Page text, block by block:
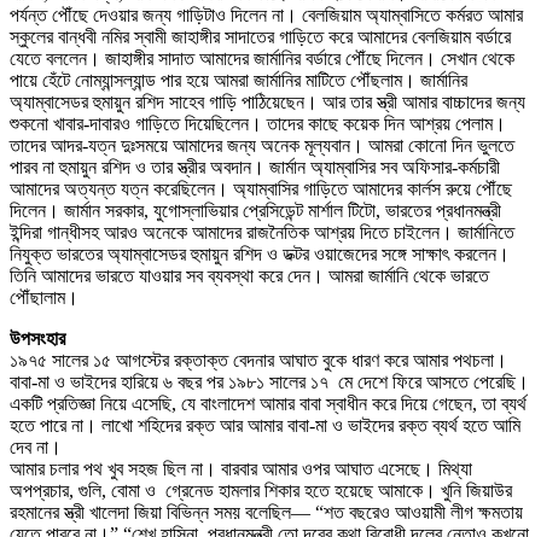
পর্যন্ত পৌঁছে দেওয়ার জন্য গাড়িটাও দিলেন না। বেলজিয়াম অ্যাম্বাসিতে কর্মরত আমার
স্কুলের বান্ধবী নমির স্বামী জাহাঙ্গীর সাদাতের গাড়িতে করে আমাদের বেলজিয়াম বর্ডারে
যেতে বললেন। জাহাঙ্গীর সাদাত আমাদের জার্মানির বর্ডারে পৌঁছে দিলেন। সেখান থেকে
পায়ে হেঁটে নোম্যান্সল্যান্ড পার হয়ে আমরা জার্মানির মাটিতে পৌঁছলাম। জার্মানির
অ্যাম্বাসেডর হুমায়ুন রশিদ সাহেব গাড়ি পাঠিয়েছেন। আর তার স্ত্রী আমার বাচ্চাদের জন্য
শুকনো খাবার-দাবারও গাড়িতে দিয়েছিলেন। তাদের কাছে কয়েক দিন আশ্রয় পেলাম।
তাদের আদর-যত্ন দুঃসময়ে আমাদের জন্য অনেক মূল্যবান। আমরা কোনো দিন ভুলতে
পারব না হুমায়ুন রশিদ ও তার স্ত্রীর অবদান। জার্মান অ্যাম্বাসির সব অফিসার-কর্মচারী
আমাদের অত্যন্ত যত্ন করেছিলেন। অ্যাম্বাসির গাড়িতে আমাদের কার্লস রুয়ে পৌঁছে
দিলেন। জার্মান সরকার, যুগোস্লাভিয়ার প্রেসিডেন্ট মার্শাল টিটো, ভারতের প্রধানমন্ত্রী
ইন্দিরা গান্ধীসহ আরও অনেকে আমাদের রাজনৈতিক আশ্রয় দিতে চাইলেন। জার্মানিতে
নিযুক্ত ভারতের অ্যাম্বাসেডর হুমায়ুন রশিদ ও ডক্টর ওয়াজেদের সঙ্গে সাক্ষাৎ করলেন।
তিনি আমাদের ভারতে যাওয়ার সব ব্যবস্থা করে দেন। আমরা জার্মানি থেকে ভারতে
পৌঁছালাম।
উপসংহার
১৯৭৫ সালের ১৫ আগস্টের রক্তাক্ত বেদনার আঘাত বুকে ধারণ করে আমার পথচলা।
বাবা-মা ও ভাইদের হারিয়ে ৬ বছর পর ১৯৮১ সালের ১৭ মে দেশে ফিরে আসতে পেরেছি।
একটি প্রতিজ্ঞা নিয়ে এসেছি, যে বাংলাদেশ আমার বাবা স্বাধীন করে দিয়ে গেছেন, তা ব্যর্থ
হতে পারে না। লাখো শহিদের রক্ত আর আমার বাবা-মা ও ভাইদের রক্ত ব্যর্থ হতে আমি
দেব না।
আমার চলার পথ খুব সহজ ছিল না। বারবার আমার ওপর আঘাত এসেছে। মিথ্যা
অপপ্রচার, গুলি, বোমা ও গ্রেনেড হামলার শিকার হতে হয়েছে আমাকে। খুনি জিয়াউর
রহমানের স্ত্রী খালেদা জিয়া বিভিন্ন সময় বলেছিল— “শত বছরেও আওয়ামী লীগ ক্ষমতায়